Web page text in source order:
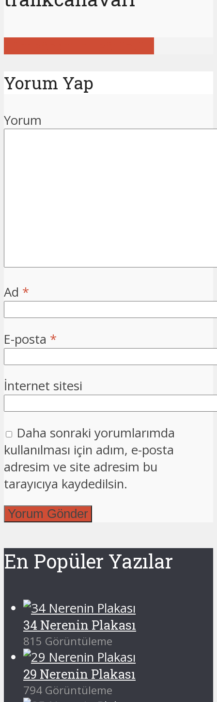
Yorum Yap
Yorum
Ad *
E-posta *
İnternet sitesi
Daha sonraki yorumlarımda
kullanılması için adım, e-posta
adresim ve site adresim bu
tarayıcıya kaydedilsin.
En Popüler Yazılar
34 Nerenin Plakası
815 Görüntüleme
29 Nerenin Plakası
794 Görüntüleme